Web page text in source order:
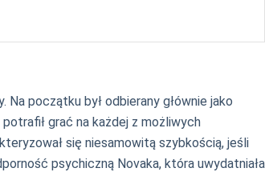
początku był odbierany głównie jako
grać na każdej z możliwych
się niesamowitą szybkością, jeśli
psychiczną Novaka, która uwydatniała